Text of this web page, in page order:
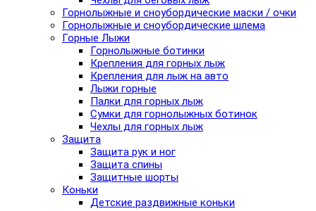
Горнолыжные и сноубордические маски / очки
Горнолыжные и сноубордические шлема
Горные Лыжи
Горнолыжные ботинки
Крепления для горных лыж
Крепления для лыж на авто
Лыжи горные
Палки для горных лыж
Сумки для горнолыжных ботинок
Чехлы для горных лыж
Защита
Защита рук и ног
Защита спины
Защитные шорты
Коньки
Детские раздвижные коньки